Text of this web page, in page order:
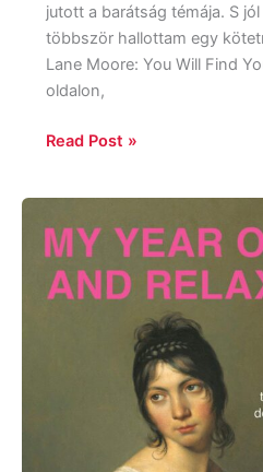
jutott a barátság témája. S
többször hallottam egy
Lane Moore: You Will Find
oldalon,
Read Post »
Moshfegh:
My
Year